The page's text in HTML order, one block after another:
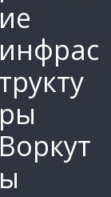
ие
инфрас
трукту
ры
Воркут
ы